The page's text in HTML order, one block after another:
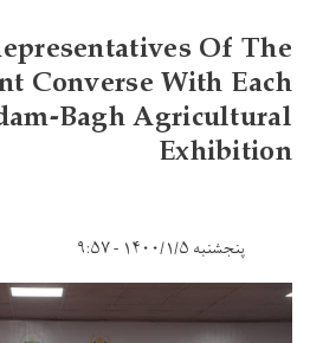
Of The
Converse With Each
Bagh Agricultural
Exhibition
پنجشنبه ۱۴۰۰/۱/۵ - ۹:۵۷